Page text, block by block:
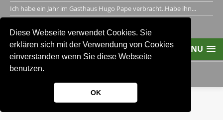
Diese Webseite verwendet Cookies. Sie
erklären sich mit der Verwendung von Cookies
einverstanden wenn Sie diese Webseite
benutzen.
OK
Ich habe ein Jahr im Gasthaus Hugo Pape verbracht..Habe ihn...
MENU